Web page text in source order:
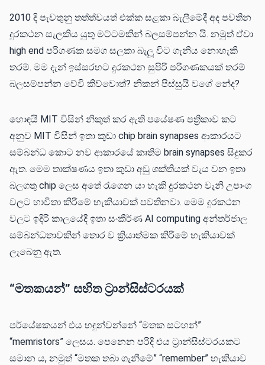
2010 දි පැවතුනු තත්ත්වයත් එක්ක සළකා බැලීමේදී අද පවතින
දුරකථන සැලකිය යුතු මට්ටමකින් බලසම්පන්න යි. නමුත් ඒවා
high end පරිගණක සමග සලකා බැලූ විට ගැනිය නොහැකි
තරම්. මම දැන් ඉස්සරහට දුරකථන සුපිරි පරිගණකයක් තරම්
බලසම්පන්න වේවි කිව්වොත්? නිකන් පිස්සුයි වගේ නේද?
හොඳයි MIT විසින් නිකුත් කර ඇති පයේෂණ පත්‍රිකාව කට
අනුව MIT විසින් ඉතා කුඩා chip brain synapses ආකාරයට
සම්බන්ධ කොට නව ආකාරයේ කෘතිම brain synapses සිදුකර
ඇත. මෙම තාක්ෂණය ඉතා කුඩා අඩු ශක්තියක් වැය වන ඉතා
බලගතු chip ලෙස අතේ රැගෙන යා හැකි දුරකථන වැනි උපාංග
වලට භාවිතා කිරීමේ හැකියාවක් පවතිනවා. මෙම දුරකථන
වලට ඉදිරි කාලයේදී ඉතා සංකීර්ණ AI computing අන්තර්ජාල
සම්බන්ධතාවකින් තොර ව ක්‍රියාත්මක කිරීමේ හැකියාවක්
ලැබෙනු ඇත.
“මතකයන්” සහිත ට්‍රාන්සිස්ටරයක්
පර්යේෂකයන් එය හඳුන්වන්නේ “මතක සටහන්”
“memristors” ලෙසය. පෙනෙන පරිදි එය ට්‍රාන්සිස්ටරයකට
සමාන ය, නමුත් “මතක තබා ගැනීමේ” “remember” හැකියාව